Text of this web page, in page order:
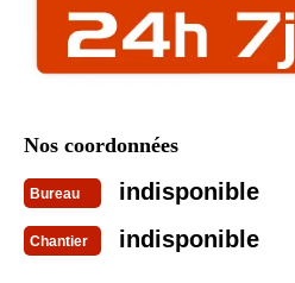
Nos coordonnées
Bureau indisponible
Chantier indisponible